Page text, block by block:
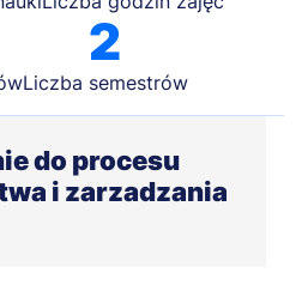
2
Liczba semestrów
do procesu
i zarzadzania